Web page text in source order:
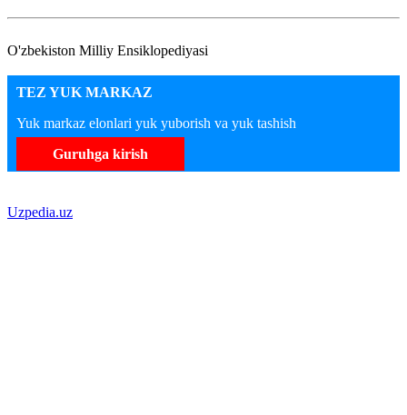
O'zbekiston Milliy Ensiklopediyasi
TEZ YUK MARKAZ
Yuk markaz elonlari yuk yuborish va yuk tashish
Guruhga kirish
Uzpedia.uz